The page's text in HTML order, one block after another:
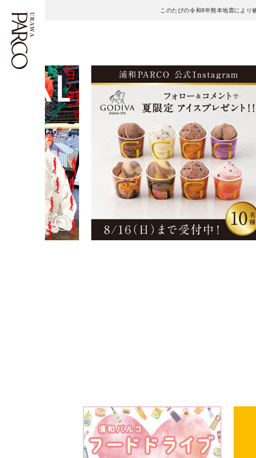
このたびの令和8年熊本地震により
フロアガイド
施設案内・アクセス
イベント・ポップアップ
ニュース
レストラン・カフェ
TAX FREE
PARCOメンバーズ
ENGLISH
繁体字
簡体字
한국어
ภาษาไทย
日本語